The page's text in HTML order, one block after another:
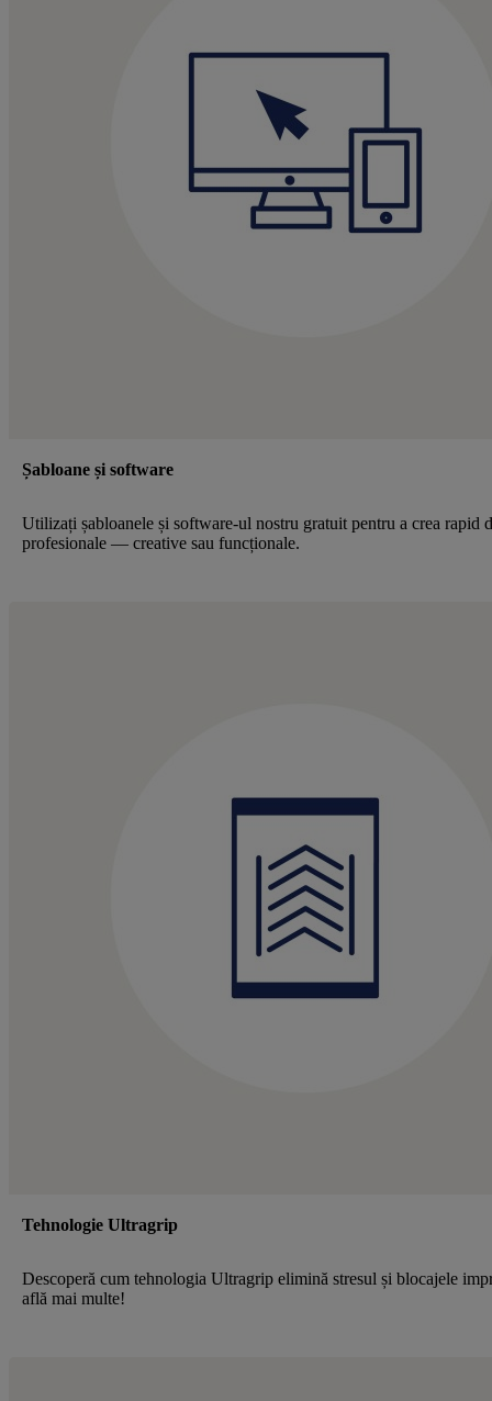
Șabloane și software
Utilizați șabloanele și software-ul nostru gratuit pentru a crea rapid
profesionale — creative sau funcționale.
Tehnologie Ultragrip
Descoperă cum tehnologia Ultragrip elimină stresul și blocajele
află mai multe!